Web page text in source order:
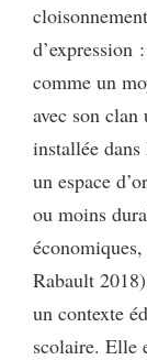
d’expression
comme un
avec son
installée
un espace
ou moins
Rabault
un contexte
scolaire. Elle